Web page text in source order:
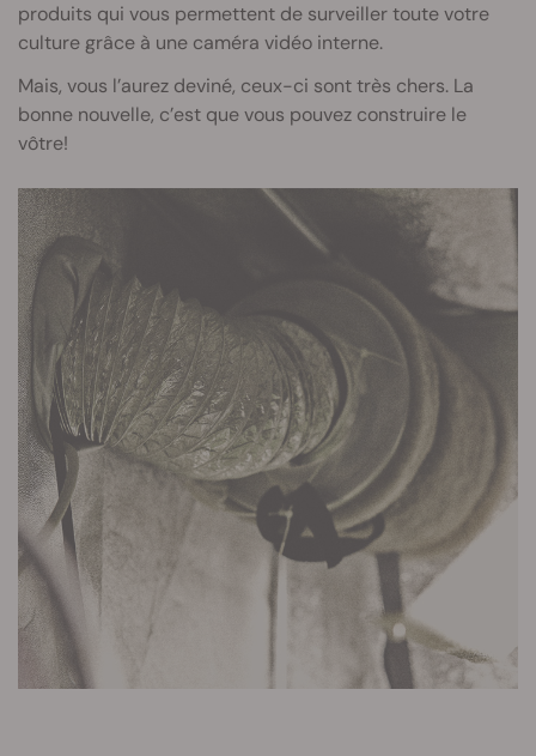
produits qui vous permettent de surveiller toute votre
culture grâce à une caméra vidéo interne.
Mais, vous l’aurez deviné, ceux-ci sont très chers. La
bonne nouvelle, c’est que vous pouvez construire le
vôtre!